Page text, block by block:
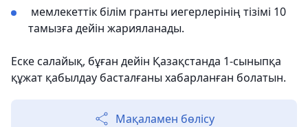
мемлекеттік білім гранты иегерлерінің тізімі 10
тамызға дейін жарияланады.
Еске салайық, бұған дейін Қазақстанда 1-сыныпқа
құжат қабылдау басталғаны хабарланған болатын.
Мақаламен бөлісу